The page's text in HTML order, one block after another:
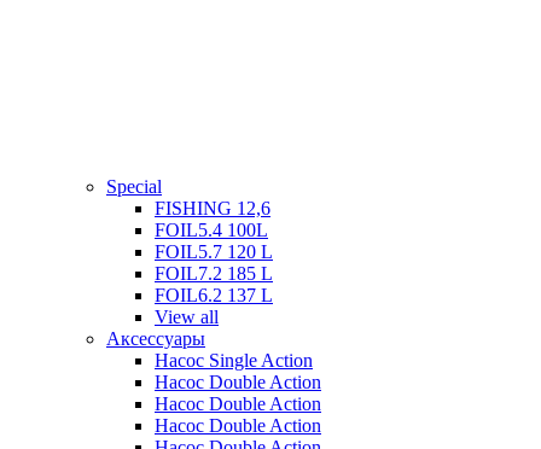
Special
FISHING 12,6
FOIL5.4 100L
FOIL5.7 120 L
FOIL7.2 185 L
FOIL6.2 137 L
View all
Аксессуары
Насос Single Action
Насос Double Action
Насос Double Action
Насос Double Action